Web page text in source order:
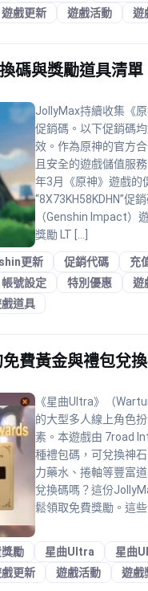
遊戲更新 遊戲活動 遊
碼與獎勵道具清單
JollyMax持續收集《
促銷碼。以下促銷碼
效。作為原神的官方
且安全的遊戲儲值服
年3月《原神》遊戲的
“8X73KH58KDHN”促
（Genshin Impact）
獎勵 LT […]
更新 促銷代碼 充
帳號設定 特別優惠 遊
道具
費黃金與禮包兌
《星曲Ultra》（
的大型多人線上角色
素。本遊戲由 7road
種禮包碼，可兌換神
力藥水、捲軸等豐富
兌換碼嗎？這份
鬆領取免費獎勵。這
勵 星曲Ultra 星曲
更新 遊戲活動 遊戲